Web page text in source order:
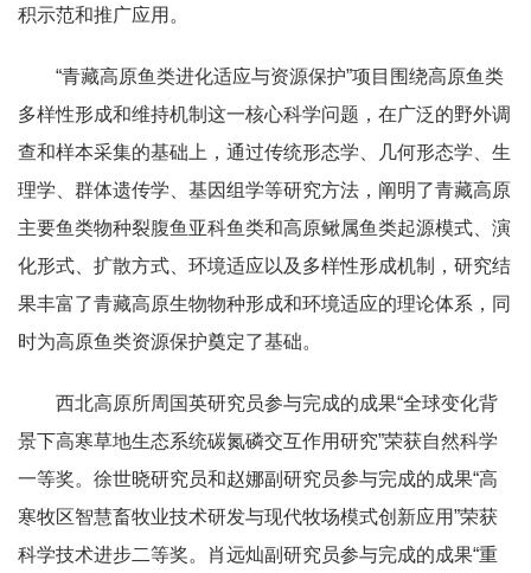
积示范和推广应用。
“青藏高原鱼类进化适应与资源保护”项目围绕高原鱼类
多样性形成和维持机制这一核心科学问题，在广泛的野外调
查和样本采集的基础上，通过传统形态学、几何形态学、生
理学、群体遗传学、基因组学等研究方法，阐明了青藏高原
主要鱼类物种裂腹鱼亚科鱼类和高原鳅属鱼类起源模式、演
化形式、扩散方式、环境适应以及多样性形成机制，研究结
果丰富了青藏高原生物物种形成和环境适应的理论体系，同
时为高原鱼类资源保护奠定了基础。
西北高原所周国英研究员参与完成的成果“全球变化背
景下高寒草地生态系统碳氮磷交互作用研究”荣获自然科学
一等奖。徐世晓研究员和赵娜副研究员参与完成的成果“高
寒牧区智慧畜牧业技术研发与现代牧场模式创新应用”荣获
科学技术进步二等奖。肖远灿副研究员参与完成的成果“重